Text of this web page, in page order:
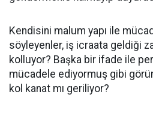
Kendisini malum yapı ile
söyleyenler, iş icraata geldiği
kolluyor? Başka bir ifade ile
mücadele ediyormuş gibi
kol kanat mı geriliyor?